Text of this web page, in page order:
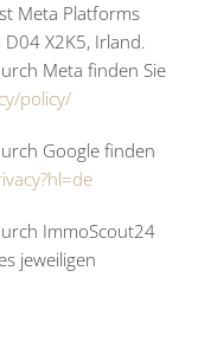
Meta Platforms
X2K5, Irland.
Meta finden Sie
policy/
Google finden
ImmoScout24
jeweiligen